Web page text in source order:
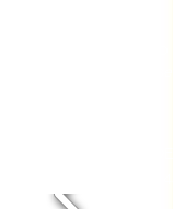
CAISSES
Location